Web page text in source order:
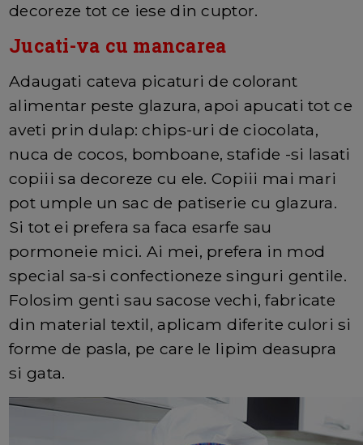
decoreze tot ce iese din cuptor.
Jucati-va cu mancarea
Adaugati cateva picaturi de colorant
alimentar peste glazura, apoi apucati tot ce
aveti prin dulap: chips-uri de ciocolata,
nuca de cocos, bomboane, stafide -si lasati
copiii sa decoreze cu ele. Copiii mai mari
pot umple un sac de patiserie cu glazura.
Si tot ei prefera sa faca esarfe sau
pormoneie mici. Ai mei, prefera in mod
special sa-si confectioneze singuri gentile.
Folosim genti sau sacose vechi, fabricate
din material textil, aplicam diferite culori si
forme de pasla, pe care le lipim deasupra
si gata.